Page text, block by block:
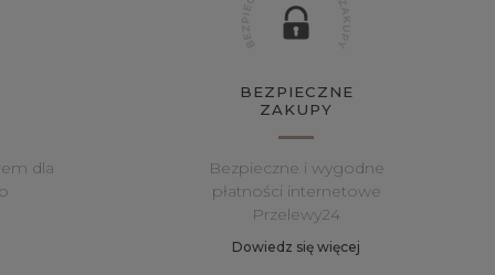
dla
BEZPIECZNE
ZAKUPY
Bezpieczne i wygodne
płatności internetowe
Przelewy24
Dowiedz się więcej